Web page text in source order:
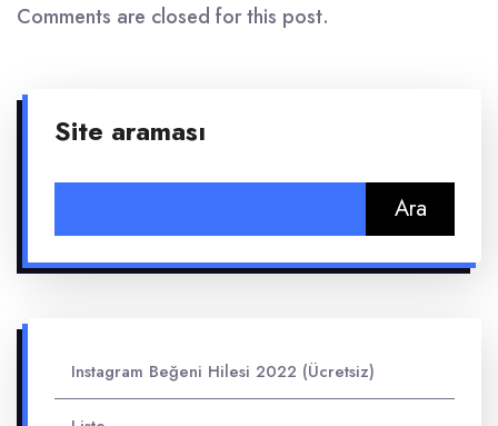
Comments are closed for this post.
Site araması
Instagram Beğeni Hilesi 2022 (Ücretsiz)